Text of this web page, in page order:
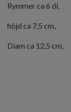
Rymmer ca 6 dl,
höjd ca 7,5 cm,
Diam ca 12,5 cm,